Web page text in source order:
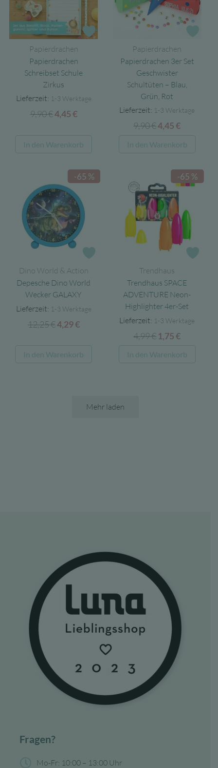
Papierdrachen
Papierdrachen
Schreibset Schule
Zirkus
Lieferzeit: 1-3 Werktage
9,90€Ursprünglicher
war:
9,90 €
4,45€Aktueller
ist:
4,45 €.
In den Warenkorb
Papierdrachen
Papierdrachen 3er Set
Geschwister
Schultüten – Blau,
Grün, Rot
Lieferzeit: 1-3 Werktage
9,90€Ursprünglicher
Preis
war:
4,45€Aktueller
Preis
ist:
In den Warenkorb
-65 %
Dino World & Action
Depesche Dino World
Wecker GALAXY
Lieferzeit: 1-3 Werktage
12,25€Ursprünglicher
war:
12,25 €
4,29€Aktueller
ist:
4,29 €.
In den Warenkorb
-65 %
Trendhaus
Trendhaus SPACE
ADVENTURE Neon-
Highlighter 4er-Set
Lieferzeit: 1-3 Werktage
4,99€ Ursprünglicher
Preis
war:
1,75€Aktueller
Preis
ist:
In den Warenkorb
Mehr laden
Fragen?
Mo-Fr: 10:00 – 13:00 Uhr